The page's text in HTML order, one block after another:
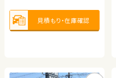
見積もり・在庫確認
見積もり・在庫確認
見積もり・在庫確認
見積もり・在庫確認